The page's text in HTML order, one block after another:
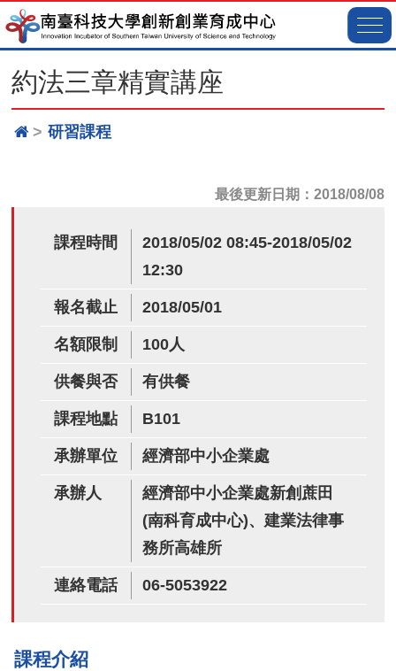
約法三章精實講座
研習課程
最後更新日期：2018/08/08
課程時間
2018/05/02 08:45-2018/05/02
12:30
報名截止 2018/05/01
名額限制 100人
供餐與否 有供餐
課程地點 B101
承辦單位 經濟部中小企業處
承辦人
經濟部中小企業處新創蔗田
(南科育成中心)、建業法律事
務所高雄所
連絡電話 06-5053922
課程介紹